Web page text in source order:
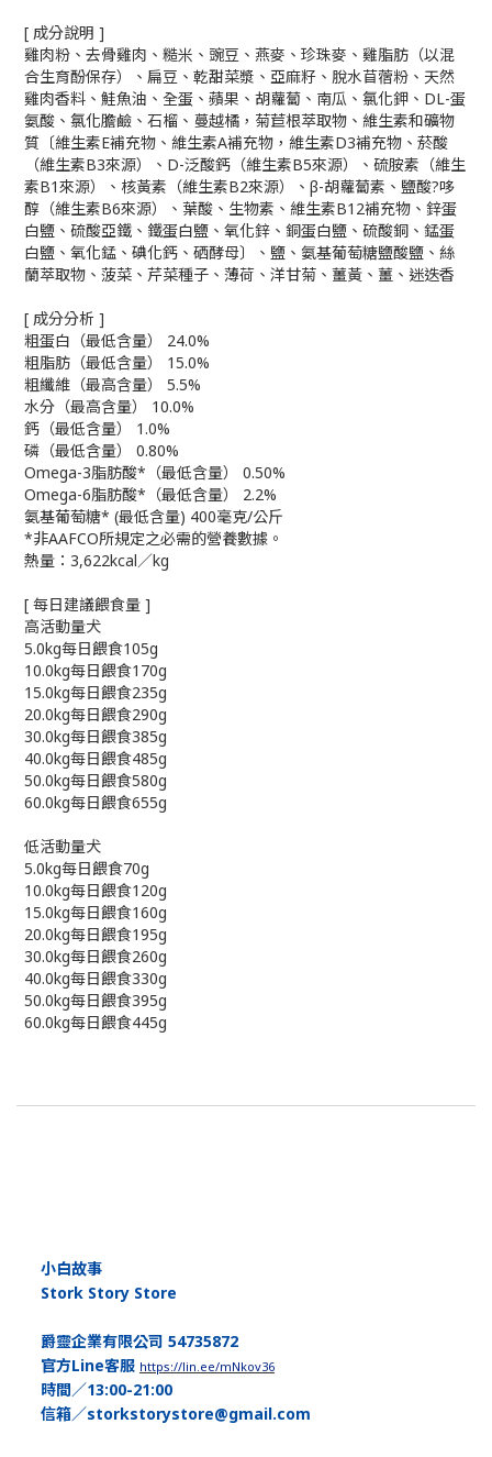
[ 成分說明 ]
雞肉粉、去骨雞肉、糙米、豌豆、燕麥、珍珠麥、雞脂肪（以混
合生育酚保存）、扁豆、乾甜菜漿、亞麻籽、脫水苜蓿粉、天然
雞肉香料、鮭魚油、全蛋、蘋果、胡蘿蔔、南瓜、氯化鉀、DL-蛋
氨酸、氯化膽鹼、石榴、蔓越橘，菊苣根萃取物、維生素和礦物
質〔維生素E補充物、維生素A補充物，維生素D3補充物、菸酸
（維生素B3來源）、D-泛酸鈣（維生素B5來源）、硫胺素（維生
素B1來源）、核黃素（維生素B2來源）、β-胡蘿蔔素、鹽酸?哆
醇（維生素B6來源）、葉酸、生物素、維生素B12補充物、鋅蛋
白鹽、硫酸亞鐵、鐵蛋白鹽、氧化鋅、銅蛋白鹽、硫酸銅、錳蛋
白鹽、氧化錳、碘化鈣、硒酵母〕、鹽、氨基葡萄糖鹽酸鹽、絲
蘭萃取物、菠菜、芹菜種子、薄荷、洋甘菊、薑黃、薑、迷迭香
[ 成分分析 ]
粗蛋白（最低含量） 24.0%
粗脂肪（最低含量） 15.0%
粗纖維（最高含量） 5.5%
水分（最高含量） 10.0%
鈣（最低含量） 1.0%
磷（最低含量） 0.80%
Omega-3脂肪酸*（最低含量） 0.50%
Omega-6脂肪酸*（最低含量） 2.2%
氨基葡萄糖* (最低含量) 400毫克/公斤
*非AAFCO所規定之必需的營養數據。
熱量：3,622kcal／kg
[ 每日建議餵食量 ]
高活動量犬
5.0kg每日餵食105g
10.0kg每日餵食170g
15.0kg每日餵食235g
20.0kg每日餵食290g
30.0kg每日餵食385g
40.0kg每日餵食485g
50.0kg每日餵食580g
60.0kg每日餵食655g
低活動量犬
5.0kg每日餵食70g
10.0kg每日餵食120g
15.0kg每日餵食160g
20.0kg每日餵食195g
30.0kg每日餵食260g
40.0kg每日餵食330g
50.0kg每日餵食395g
60.0kg每日餵食445g
小白故事
Stork Story Store
爵靈企業有限公司 54735872
官方Line客服 https://lin.ee/mNkov36
時間／13:00-21:00
信箱／storkstorystore@gmail.com